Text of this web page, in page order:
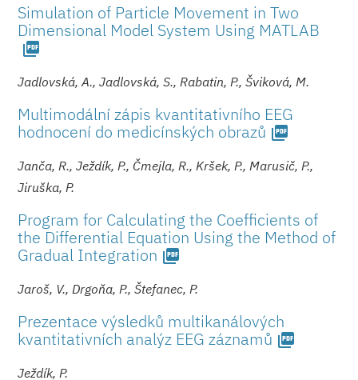
Simulation of Particle Movement in Two
Dimensional Model System Using MATLAB
picture_as_pdf
Jadlovská, A., Jadlovská, S., Rabatin, P., Šviková, M.
Multimodální zápis kvantitativního EEG
hodnocení do medicínských o­brazů picture_as_pdf
Janča, R., Ježdík, P., Čmejla, R., Kršek, P., Marusič, P.,
Jiruška, P.
Program for Calculating the Coefficients of
the Differential Equation Using the Method of
Gradual Integration picture_as_pdf
Jaroš, V., Drgoňa, P., Štefanec, P.
Prezentace výsledků multikanálových
kvantitativních analýz EEG záznamů picture_as_pdf
Ježdík, P.